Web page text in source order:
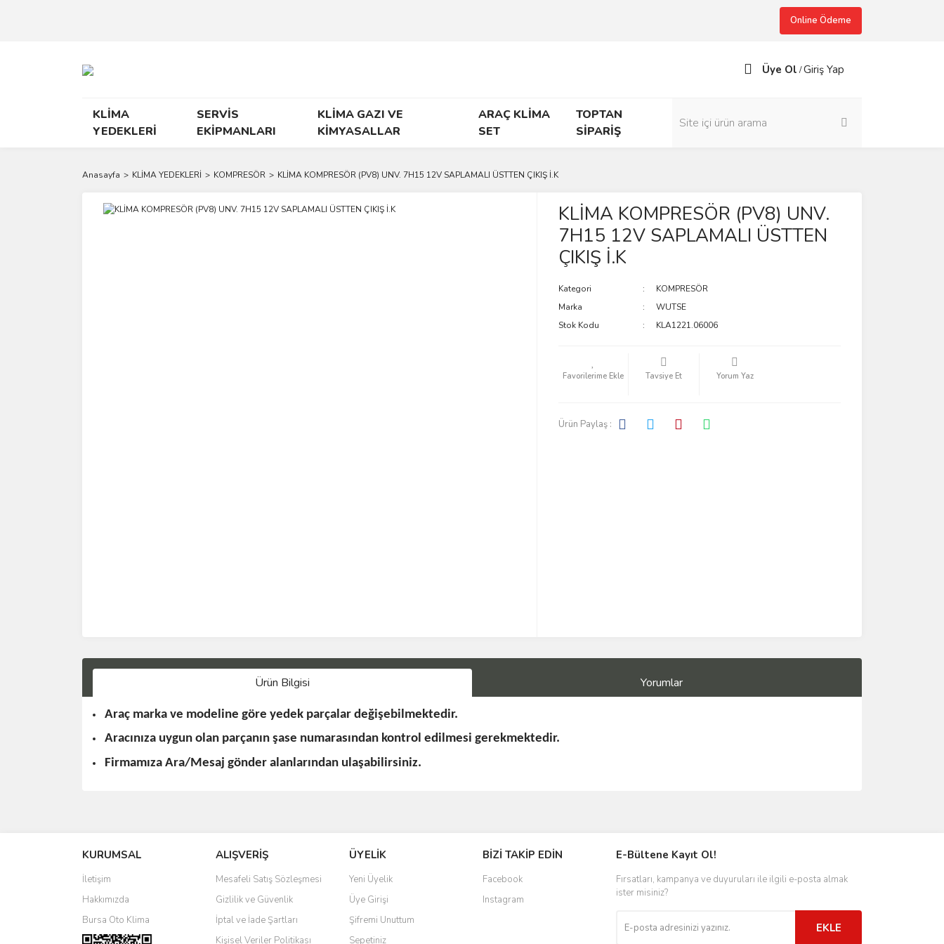
Online Ödeme
Üye Ol /Giriş Yap
KLİMA
YEDEKLERİ
SERVİS
EKİPMANLARI
KLİMA GAZI VE
KİMYASALLAR
ARAÇ KLİMA
SET
TOPTAN
SİPARİŞ
Anasayfa KLİMA YEDEKLERİ KOMPRESÖR KLİMA KOMPRESÖR (PV8) UNV. 7H15 12V SAPLAMALI ÜSTTEN ÇIKIŞ İ.K
KLİMA KOMPRESÖR (PV8) UNV.
7H15 12V SAPLAMALI ÜSTTEN
ÇIKIŞ İ.K
Kategori
KOMPRESÖR
Marka
WUTSE
Stok Kodu
KLA1221.06006
Tavsiye Et Yorum Yaz
Ürün Paylaş :
Ürün Bilgisi Yorumlar
Araç marka ve modeline göre yedek parçalar değişebilmektedir.
Aracınıza uygun olan parçanın şase numarasından kontrol edilmesi gerekmektedir.
Firmamıza Ara/Mesaj gönder alanlarından ulaşabilirsiniz.
Yorum Yaz
KURUMSAL
İletişim
Hakkımızda
Bursa Oto Klima
ALIŞVERİŞ
Mesafeli Satış Sözleşmesi
Gizlilik ve Güvenlik
İptal ve İade Şartları
Kişisel Veriler Politikası
ÜYELİK
Yeni Üyelik
Üye Girişi
Şifremi Unuttum
Sepetiniz
BİZİ TAKİP EDİN
Facebook
Instagram
E-Bültene Kayıt Ol!
Fırsatları, kampanya ve duyuruları ile ilgili e-posta almak
ister misiniz?
EKLE